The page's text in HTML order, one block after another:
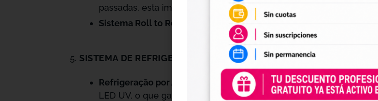
passadas, esta impressora é capaz de gerenciar projetos de
Sistema Roll to Roll:
O sistema roll to roll permite uma impressão
SISTEMA DE REFRIGERAÇÃO E CONSUMO DE ENERGIA
Refrigeração por Água e LED UV: A impressora está equipada
LED UV, o que garante uma cura eficiente da tinta e um baixo